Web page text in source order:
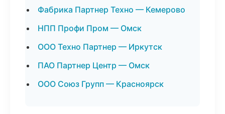
Фабрика Партнер Техно — Кемерово
НПП Профи Пром — Омск
ООО Техно Партнер — Иркутск
ПАО Партнер Центр — Омск
ООО Союз Групп — Красноярск